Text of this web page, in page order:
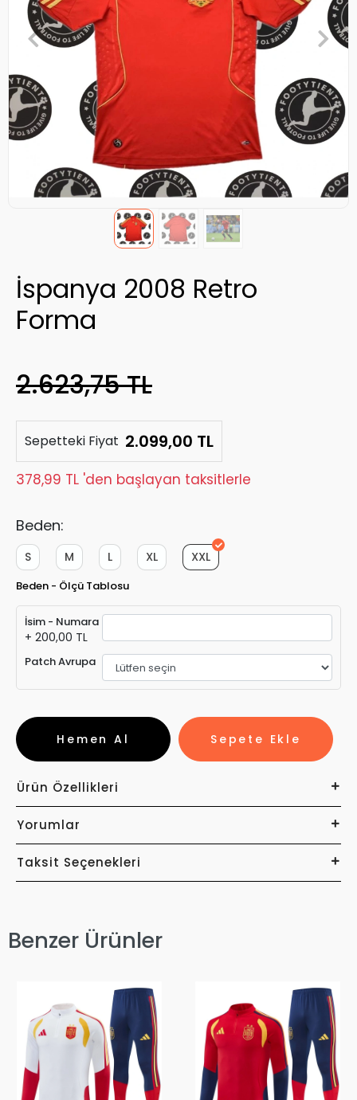
İspanya 2008 Retro
Forma
2.623,75 TL
Sepetteki Fiyat 2.099,00 TL
378,99 TL 'den başlayan taksitlerle
Beden:
XXL
XL
L
M
S
Beden - Ölçü Tablosu
İsim - Numara
+ 200,00 TL
Patch Avrupa
Sepete Ekle
Hemen Al
Ürün Özellikleri
Yorumlar
Taksit Seçenekleri
Benzer Ürünler